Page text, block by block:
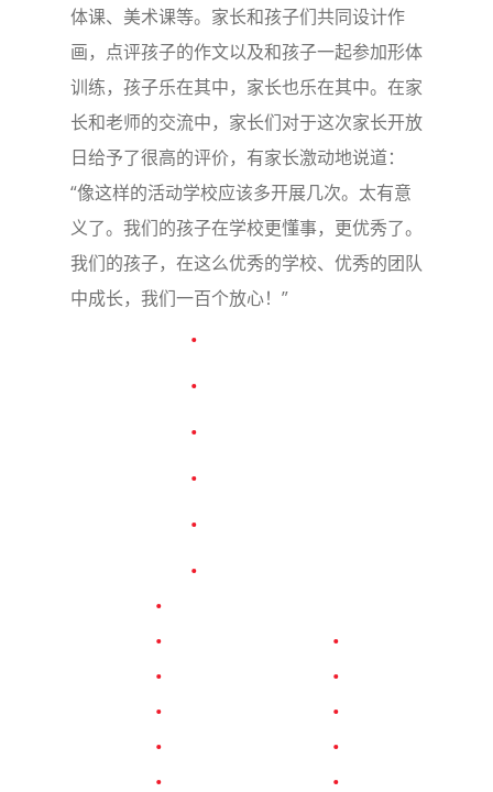
体课、美术课等。家长和孩子们共同设计作
画，点评孩子的作文以及和孩子一起参加形体
训练，孩子乐在其中，家长也乐在其中。在家
长和老师的交流中，家长们对于这次家长开放
日给予了很高的评价，有家长激动地说道：
“像这样的活动学校应该多开展几次。太有意
义了。我们的孩子在学校更懂事，更优秀了。
我们的孩子，在这么优秀的学校、优秀的团队
中成长，我们一百个放心！”